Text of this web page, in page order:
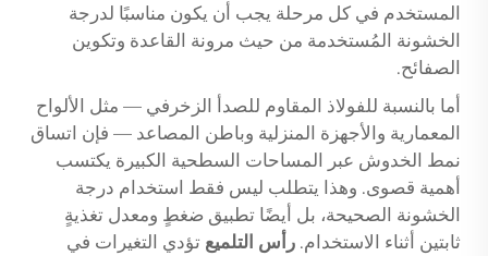
المستخدم في كل مرحلة يجب أن يكون مناسبًا لدرجة
الخشونة المُستخدمة من حيث مرونة القاعدة وتكوين
الصفائح.
أما بالنسبة للفولاذ المقاوم للصدأ الزخرفي — مثل الألواح
المعمارية والأجهزة المنزلية وباطن المصاعد — فإن اتساق
نمط الخدوش عبر المساحات السطحية الكبيرة يكتسب
أهمية قصوى. وهذا يتطلب ليس فقط استخدام درجة
الخشونة الصحيحة، بل أيضًا تطبيق ضغطٍ ومعدل تغذيةٍ
ثابتين أثناء الاستخدام. رأس التلميع تؤدي التغيرات في